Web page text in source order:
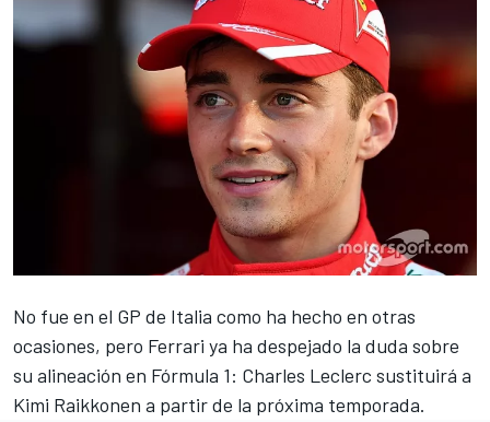
No fue en el GP de Italia como ha hecho en otras
ocasiones, pero Ferrari ya ha despejado la duda sobre
su alineación en Fórmula 1: Charles Leclerc sustituirá a
Kimi Raikkonen a partir de la próxima temporada.